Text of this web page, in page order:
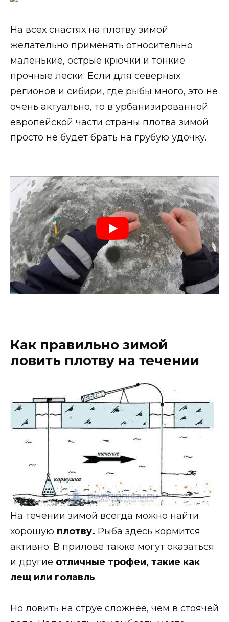
На всех снастях на плотву зимой
желательно применять относительно
маленькие, острые крючки и тонкие
прочные лески. Если для северных
регионов и сибири, где рыбы много, это не
очень актуально, то в урбанизированной
европейской части страны плотва зимой
просто не будет брать на грубую удочку.
Как правильно зимой
ловить плотву на течении
На течении зимой всегда можно найти
хорошую плотву. Рыба здесь кормится
активно. В прилове также могут оказаться
и другие отличные трофеи, такие как
лещ или голавль.
Но ловить на струе сложнее, чем в стоячей